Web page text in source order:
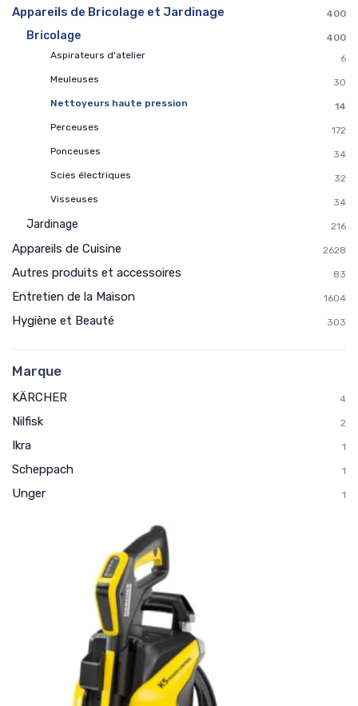
Appareils de Bricolage et Jardinage 400
Bricolage
400
Aspirateurs d'atelier
6
Meuleuses
30
Nettoyeurs haute pression
14
Perceuses
172
Ponceuses
34
Scies électriques
32
Visseuses
34
Jardinage 216
Appareils de Cuisine 2628
Autres produits et accessoires 83
Entretien de la Maison 1604
Hygiène et Beauté 303
Marque
KÄRCHER 4
Nilfisk 2
Ikra 1
Scheppach 1
Unger 1